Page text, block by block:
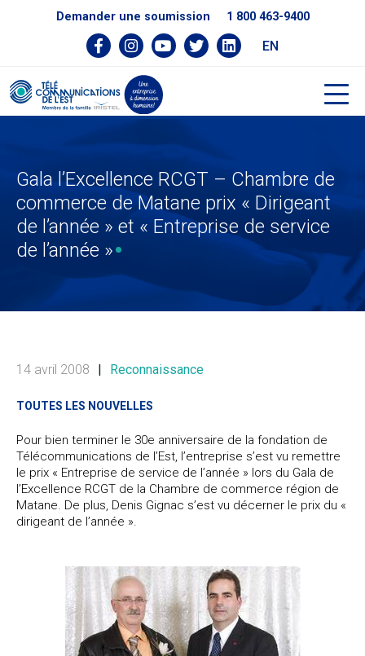
Demander une soumission 1 800 463-9400
EN
Gala l’Excellence RCGT – Chambre de
commerce de Matane prix « Dirigeant
de l’année » et « Entreprise de service
de l’année »
14 avril 2008 | Reconnaissance
TOUTES LES NOUVELLES
Pour bien terminer le 30e anniversaire de la fondation de
Télécommunications de l’Est, l’entreprise s’est vu remettre
le prix « Entreprise de service de l’année » lors du Gala de
l’Excellence RCGT de la Chambre de commerce région de
Matane. De plus, Denis Gignac s’est vu décerner le prix du «
dirigeant de l’année ».